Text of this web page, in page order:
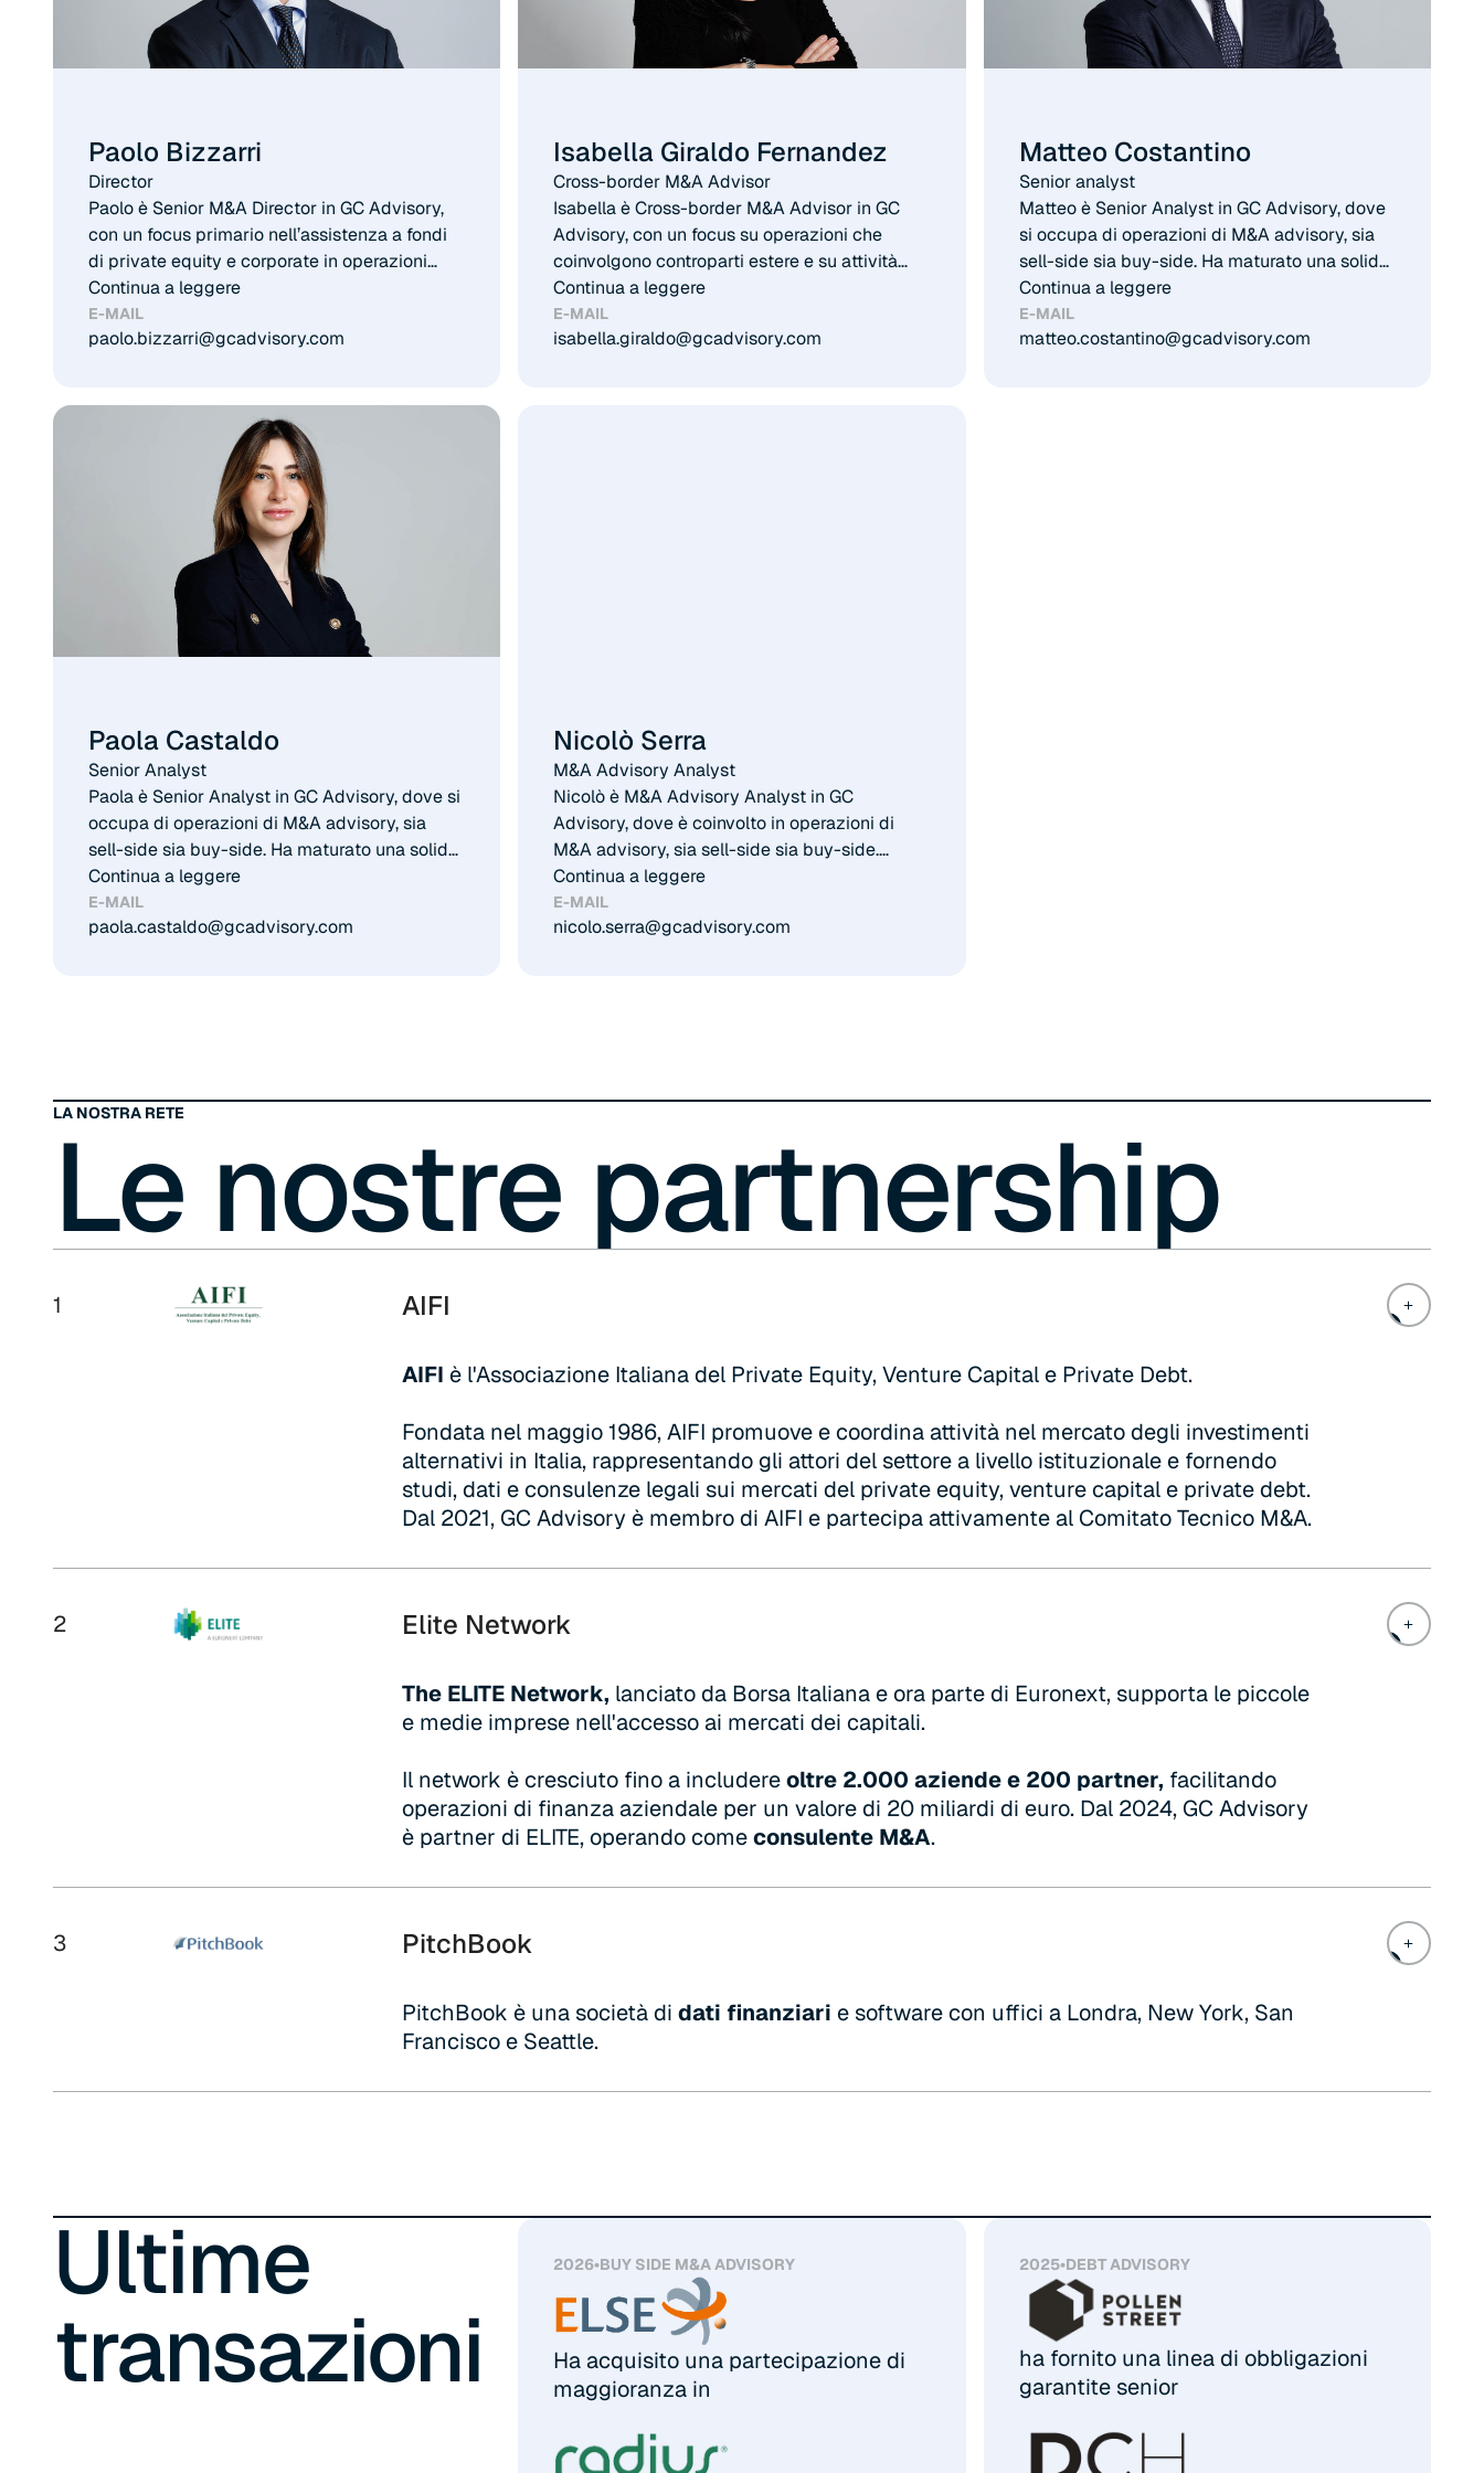
Master in Management con focus in Corporate
Finance presso l’IE Business School di Madrid.
Paolo Bizzarri
Director
Paolo è Senior M&A Director in GC Advisory,
con un focus primario nell’assistenza a fondi
di private equity e corporate in operazioni
straordinarie. Ha maturato oltre 13 anni di
esperienza in M&A, acquisiti a Milano e Londra
presso primarie banche d’investimento
University e ha iniziato la propria carriera in
Leonardo & Co. a Milano come M&A intern.
Continua a leggere
E-MAIL
paolo.bizzarri@gcadvisory.com
Isabella Giraldo Fernandez
Cross-border M&A Advisor
Isabella è Cross-border M&A Advisor in GC
Advisory, con un focus su operazioni che
coinvolgono controparti estere e su attività
buy-side domestiche. Assiste investitori e
corporate in operazioni straordinarie
internazionali, supportando sia processi di
Continua a leggere
E-MAIL
isabella.giraldo@gcadvisory.com
Matteo Costantino
Senior analyst​
Matteo è Senior Analyst in GC Advisory, dove
si occupa di operazioni di M&A advisory, sia
sell-side sia buy-side. Ha maturato una solida
esperienza in diversi settori, tra cui healthcare,
manufacturing, insurance brokerage,
consumer ed industrial. Prima di unirsi a GC
Continua a leggere
E-MAIL
matteo.costantino@gcadvisory.com
Paola Castaldo
Senior Analyst
Paola è Senior Analyst in GC Advisory, dove si
occupa di operazioni di M&A advisory, sia
sell-side sia buy-side. Ha maturato una solida
esperienza in diversi settori, tra cui consumer,
food, healthcare, ICT, automotive, industrial
and textile/manufacturing. Prima di unirsi a
Cattolica del Sacro Cuore di Milano.
Continua a leggere
E-MAIL
paola.castaldo@gcadvisory.com
Nicolò Serra
M&A Advisory Analyst
Nicolò è M&A Advisory Analyst in GC
Advisory, dove è coinvolto in operazioni di
M&A advisory, sia sell-side sia buy-side.
Prima di unirsi a GC Advisory, ha maturato
esperienza attraverso stage presso una
boutique di M&A e Corporate Finance e un
Continua a leggere
E-MAIL
nicolo.serra@gcadvisory.com
LA NOSTRA RETE
Le nostre partnership
1 AIFI
AIFI è l'Associazione Italiana del Private Equity, Venture Capital e Private Debt.
Fondata nel maggio 1986, AIFI promuove e coordina attività nel mercato degli investimenti
alternativi in Italia, rappresentando gli attori del settore a livello istituzionale e fornendo
studi, dati e consulenze legali sui mercati del private equity, venture capital e private debt.
Dal 2021, GC Advisory è membro di AIFI e partecipa attivamente al Comitato Tecnico M&A.
2 Elite Network
The ELITE Network, lanciato da Borsa Italiana e ora parte di Euronext, supporta le piccole
e medie imprese nell'accesso ai mercati dei capitali.
Il network è cresciuto fino a includereoltre 2.000 aziende e 200 partner, facilitando
operazioni di finanza aziendale per un valore di 20 miliardi di euro. Dal 2024, GC Advisory
è partner di ELITE, operando comeconsulente M&A.
3 PitchBook
PitchBook è una società di dati finanziari e software con uffici a Londra, New York, San
Francisco e Seattle.
Ultime
transazioni
2026•BUY SIDE M&A ADVISORY
Ha acquisito una partecipazione di
maggioranza in
2025•DEBT ADVISORY
ha fornito una linea di obbligazioni
garantite senior